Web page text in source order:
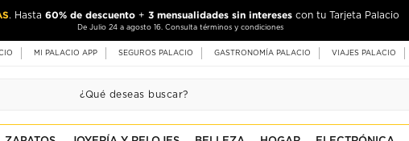
. Hasta 60% de descuento + 3 mensualidades sin intereses con tu Tarjeta Palacio
De Julio 24 a agosto 16. Consulta términos y condiciones
MI PALACIO APP SEGUROS PALACIO GASTRONOMÍA PALACIO VIAJES PALACIO